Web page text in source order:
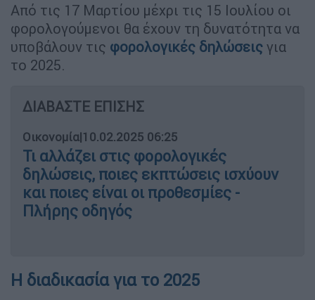
Από τις 17 Μαρτίου μέχρι τις 15 Ιουλίου οι
φορολογούμενοι θα έχουν τη δυνατότητα να
υποβάλουν τις φορολογικές δηλώσεις για
το 2025.
ΔΙΑΒΑΣΤΕ ΕΠΙΣΗΣ
Οικονομία|10.02.2025 06:25
Τι αλλάζει στις φορολογικές
δηλώσεις, ποιες εκπτώσεις ισχύουν
και ποιες είναι οι προθεσμίες -
Πλήρης οδηγός
Η διαδικασία για το 2025